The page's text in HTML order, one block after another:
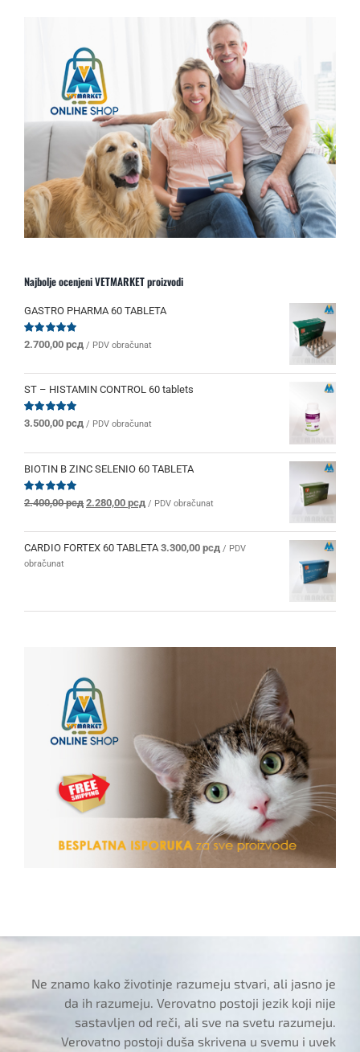
Najbolje ocenjeni VETMARKET proizvodi
GASTRO PHARMA 60 TABLETA
Ocenjeno
od 5
2.700,00 рсд / PDV obračunat
ST – HISTAMIN CONTROL 60 tablets
Ocenjeno
od 5
3.500,00 рсд / PDV obračunat
BIOTIN B ZINC SELENIO 60 TABLETA
Ocenjeno
od 5
2.400,00рсд Originalna
je
bila:
2.280,00 рсд Trenutna
je:
2.280,00 рсд.
/ PDV obračunat
CARDIO FORTEX 60 TABLETA 3.300,00 рсд / PDV
obračunat
Ne znamo kako životinje razumeju stvari, ali jasno je
da ih razumeju. Verovatno postoji jezik koji nije
sastavljen od reči, ali sve na svetu razumeju.
Verovatno postoji duša skrivena u svemu i uvek